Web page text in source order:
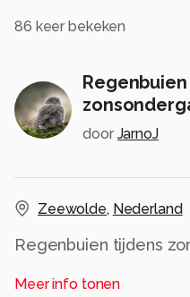
86 keer bekeken
door JarnoJ
Zeewolde, Nederland
Regenbuien tijdens
Alle rechten voorbehouden
Meer info tonen